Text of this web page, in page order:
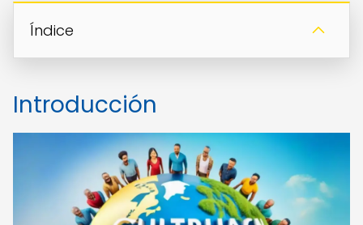
Índice
Introducción